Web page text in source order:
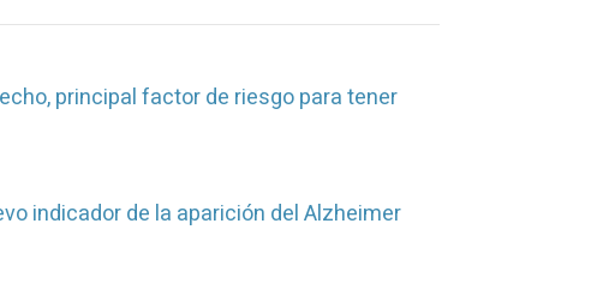
principal factor de riesgo para tener
indicador de la aparición del Alzheimer